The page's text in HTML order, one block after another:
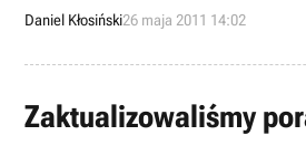
Sledgehammer.
Daniel Kłosiński26 maja 2011 14:02
Zaktualizowaliśmy